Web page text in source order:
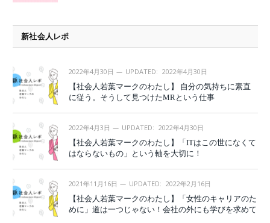
新社会人レポ
2022年4月30日 UPDATED: 2022年4月30日
【社会人若葉マークのわたし】 自分の気持ちに素直
に従う。そうして見つけたMRという仕事
2022年4月3日 UPDATED: 2022年4月30日
【社会人若葉マークのわたし】「ITはこの世になくて
はならないもの」という軸を大切に！
2021年11月16日 UPDATED: 2022年2月16日
【社会人若葉マークのわたし】「女性のキャリアのた
めに」道は一つじゃない！会社の外にも学びを求めて